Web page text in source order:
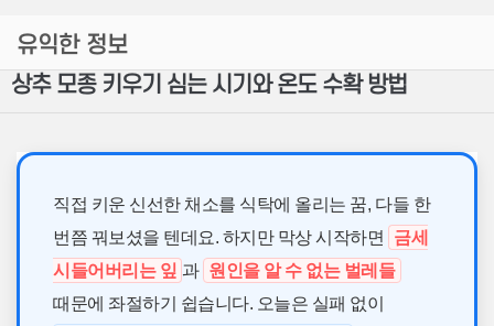
유익한 정보
상추 모종 키우기 심는 시기와 온도 수확 방법
직접 키운 신선한 채소를 식탁에 올리는 꿈, 다들 한
번쯤 꿔보셨을 텐데요. 하지만 막상 시작하면
금세
시들어버리는 잎 과 원인을 알 수 없는 벌레들
때문에 좌절하기 쉽습니다. 오늘은 실패 없이